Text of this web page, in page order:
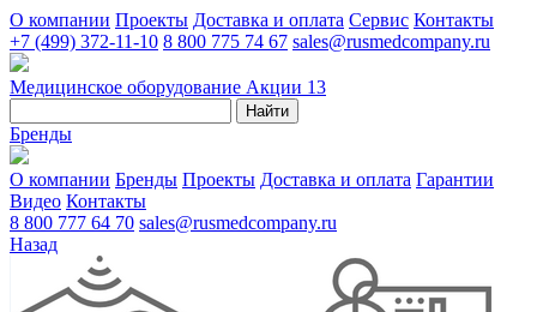
О компании Проекты Доставка и оплата Сервис Контакты
+7 (499) 372-11-10 8 800 775 74 67 sales@rusmedcompany.ru
Медицинское оборудование Акции 13
Найти
Бренды
О компании Бренды Проекты Доставка и оплата Гарантии
Видео Контакты
8 800 777 64 70 sales@rusmedcompany.ru
Назад